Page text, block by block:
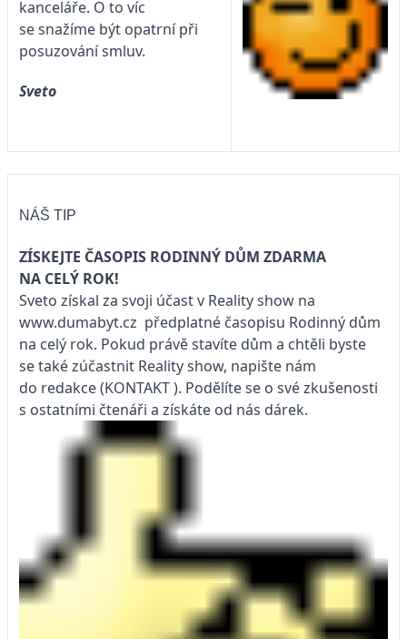
kanceláře. O to víc
se snažíme být opatrní při
posuzování smluv.
Sveto
NÁŠ TIP
ZÍSKEJTE ČASOPIS RODINNÝ DŮM ZDARMA
NA CELÝ ROK!
Sveto získal za svoji účast v Reality show na
www.dumabyt.cz předplatné časopisu Rodinný dům
na celý rok. Pokud právě stavíte dům a chtěli byste
se také zúčastnit Reality show, napište nám
do redakce(KONTAKT). Podělíte se o své zkušenosti
s ostatními čtenáři a získáte od nás dárek.